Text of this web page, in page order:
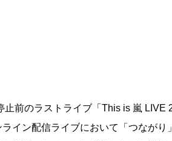
前のラストライブ「This is 嵐 LIVE
イン配信ライブにおいて「つながり